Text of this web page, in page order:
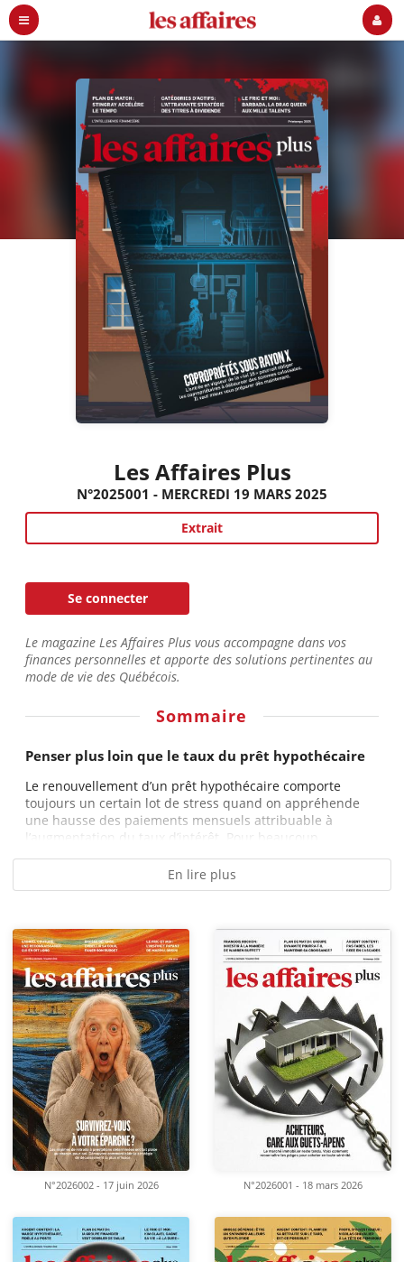
Les Affaires Plus
N°2025001 - MERCREDI 19 MARS 2025
Extrait
Se connecter
Le magazine Les Affaires Plus vous accompagne dans vos
finances personnelles et apporte des solutions pertinentes au
mode de vie des Québécois.
Sommaire
Penser plus loin que le taux du prêt hypothécaire
Le renouvellement d’un prêt hypothécaire comporte
toujours un certain lot de stress quand on appréhende
une hausse des paiements mensuels attribuable à
l’augmentation du taux d’intérêt. Pour beaucoup...
En lire plus
N°2026002 - 17 juin 2026 N°2026001 - 18 mars 2026